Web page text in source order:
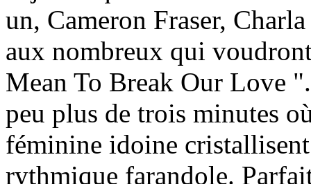
un, Cameron Fraser,
aux nombreux qui
Mean To Break Our Love
peu plus de trois minutes
féminine idoine
rythmique farandole.